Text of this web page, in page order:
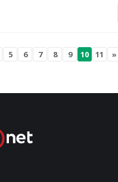
5 6 7 8 9 10 11 »